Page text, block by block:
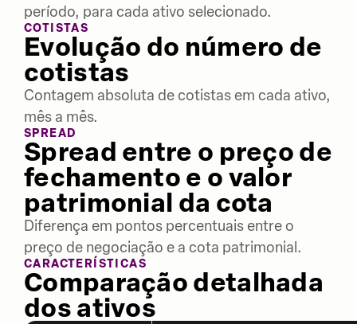
período, para cada ativo selecionado.
COTISTAS
Evolução do número de
cotistas
Contagem absoluta de cotistas em cada ativo,
mês a mês.
SPREAD
Spread entre o preço de
fechamento e o valor
patrimonial da cota
Diferença em pontos percentuais entre o
preço de negociação e a cota patrimonial.
CARACTERÍSTICAS
Comparação detalhada
dos ativos